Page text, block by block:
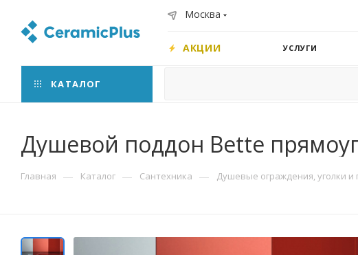
Москва
АКЦИИ УСЛУГИ
КАТАЛОГ
Душевой поддон Bette
Главная — Каталог — Сантехника — Душевые ограждения, уголки